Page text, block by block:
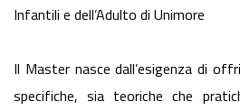
Infantili e dell’Adulto di Unimore
Il Master nasce dall’esigenza di
specifiche, sia teoriche che